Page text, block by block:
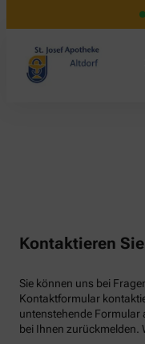
Kontaktieren
Sie können uns bei
Kontaktformular
untenstehende Formular
bei Ihnen zurückmelden.